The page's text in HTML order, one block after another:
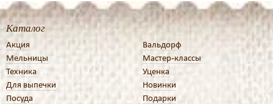
Каталог
Акция
Мельницы
Техника
Для выпечки
Посуда
Вальдорф
Мастер-классы
Уценка
Новинки
Подарки